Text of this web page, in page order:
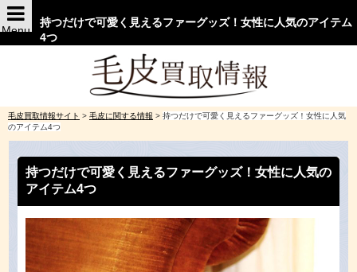
持つだけで可愛く見えるファーグッズ！女性に人気のアイテム
4つ
Menu
毛皮買取情報サイト > 毛皮に関する情報 > 持つだけで可愛く見えるファーグッズ！女性に人気
のアイテム4つ
持つだけで可愛く見えるファーグッズ！女性に人気の
アイテム4つ